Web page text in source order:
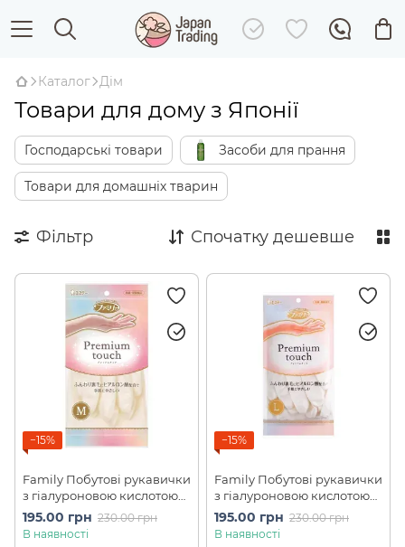
Каталог Дім
Товари для дому з Японії
Господарські товари Засоби для прання
Товари для домашніх тварин
Фільтр Спочатку дешевше
−15%
Family Побутові рукавички
з гіалуроновою кислотою
Premium Touch (розмір М)
195.00 грн 230.00 грн
В наявності
−15%
Family Побутові рукавички
з гіалуроновою кислотою
Premium Touch (розмір L)
195.00 грн 230.00 грн
В наявності